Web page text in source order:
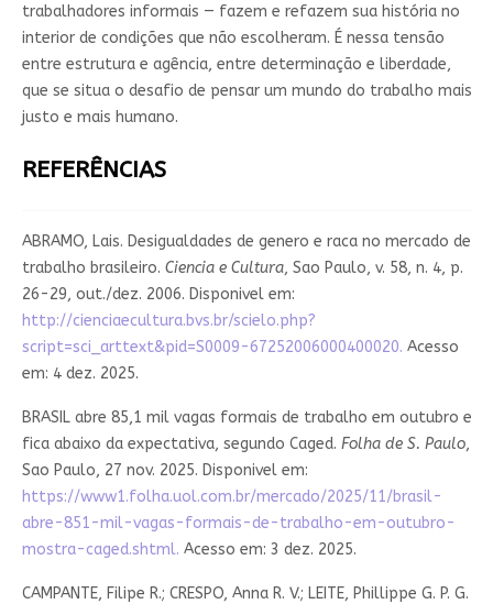
trabalhadores informais — fazem e refazem sua história no
interior de condições que não escolheram. É nessa tensão
entre estrutura e agência, entre determinação e liberdade,
que se situa o desafio de pensar um mundo do trabalho mais
justo e mais humano.
REFERÊNCIAS
ABRAMO, Lais. Desigualdades de genero e raca no mercado de
trabalho brasileiro. Ciencia e Cultura, Sao Paulo, v. 58, n. 4, p.
26-29, out./dez. 2006. Disponivel em:
http://cienciaecultura.bvs.br/scielo.php?
script=sci_arttext&pid=S0009-67252006000400020. Acesso
em: 4 dez. 2025.
BRASIL abre 85,1 mil vagas formais de trabalho em outubro e
fica abaixo da expectativa, segundo Caged. Folha de S. Paulo,
Sao Paulo, 27 nov. 2025. Disponivel em:
https://www1.folha.uol.com.br/mercado/2025/11/brasil-
abre-851-mil-vagas-formais-de-trabalho-em-outubro-
mostra-caged.shtml. Acesso em: 3 dez. 2025.
CAMPANTE, Filipe R.; CRESPO, Anna R. V.; LEITE, Phillippe G. P. G.